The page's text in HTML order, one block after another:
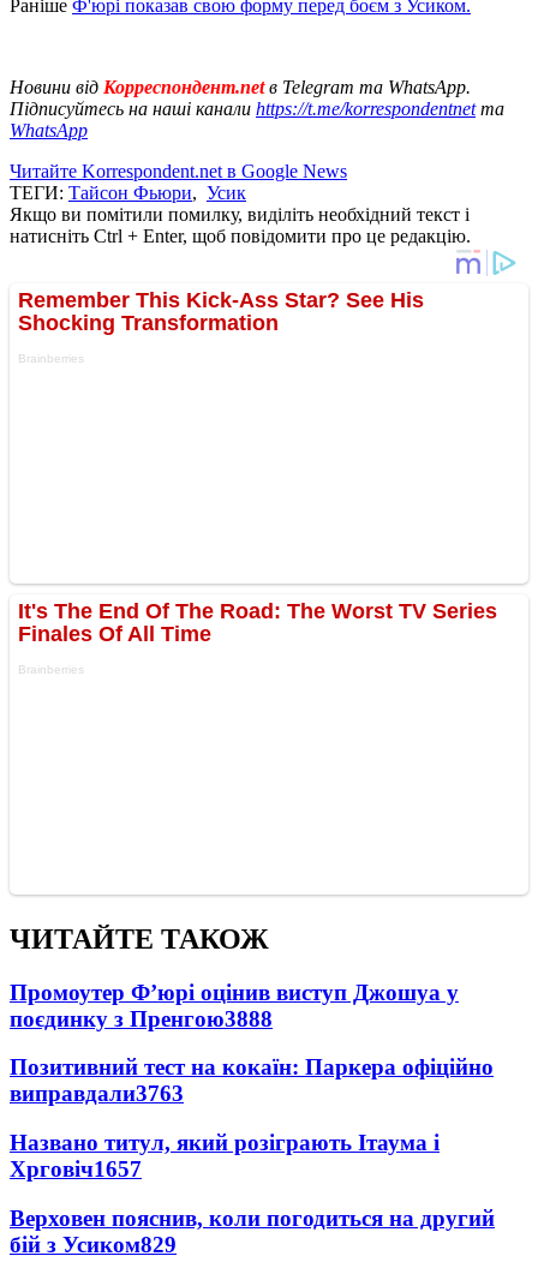
Раніше Ф'юрі показав свою форму перед боєм з Усиком.
Новини від Корреспондент.netв Telegram та WhatsApp.
Підписуйтесь на наші канали https://t.me/korrespondentnetта
WhatsApp
Читайте Korrespondent.net в Google News
ТЕГИ: Тайсон Фьюри, Усик
Якщо ви помітили помилку, виділіть необхідний текст і
натисніть Ctrl + Enter, щоб повідомити про це редакцію.
ЧИТАЙТЕ ТАКОЖ
Промоутер Ф’юрі оцінив виступ Джошуа у
поєдинку з Пренгою3888
Позитивний тест на кокаїн: Паркера офіційно
виправдали3763
Названо титул, який розіграють Ітаума і
Хрговіч1657
Верховен пояснив, коли погодиться на другий
бій з Усиком829